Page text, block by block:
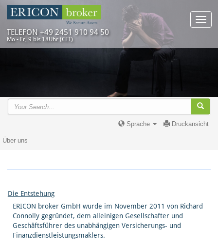
TELEFON +49 2451 910 94 50
Mo - Fr, 9 bis 18Uhr (CET)
Druckansicht
Sprache
Über uns
Die Entstehung
ERICON broker GmbH wurde im November 2011 von Richard
Connolly gegründet, dem alleinigen Gesellschafter und
Geschäftsführer des unabhängigen Versicherungs- und
Finanzdienstleistungsmaklers.